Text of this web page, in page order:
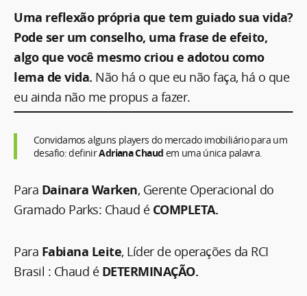
Uma reflexão própria que tem guiado sua vida?
Pode ser um conselho, uma frase de efeito,
algo que você mesmo criou e adotou como
lema de vida. Não há o que eu não faça, há o que
eu ainda não me propus a fazer.
Convidamos alguns players do mercado imobiliário para um
desafio: definirAdriana Chaud em uma única palavra.
Para Dainara Warken, Gerente Operacional do
Gramado Parks: Chaud é COMPLETA.
Para Fabiana Leite, Líder de operações da RCI
Brasil : Chaud é DETERMINAÇÃO.